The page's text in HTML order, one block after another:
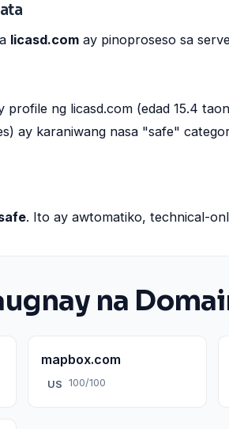
licasd.com ay pinoproseso sa
profile ng licasd.com (edad 15.4
ay karaniwang nasa "safe"
. Ito ay awtomatiko, technical-
na
mapbox.com
US 100/100